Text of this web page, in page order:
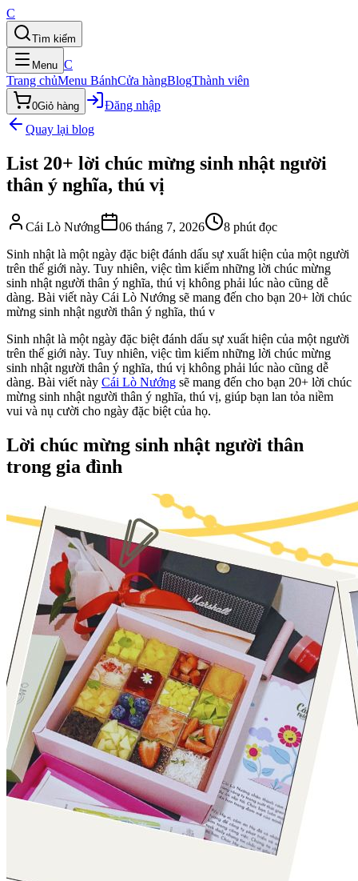
C
Tìm kiếm
Menu C
Trang chủMenu BánhCửa hàngBlogThành viên
0Giỏ hàng
Đăng nhập
Quay lại blog
List 20+ lời chúc mừng sinh nhật người
thân ý nghĩa, thú vị
Cái Lò Nướng 06 tháng 7, 2026 8 phút đọc
Sinh nhật là một ngày đặc biệt đánh dấu sự xuất hiện của một người
trên thế giới này. Tuy nhiên, việc tìm kiếm những lời chúc mừng
sinh nhật người thân ý nghĩa, thú vị không phải lúc nào cũng dễ
dàng. Bài viết này Cái Lò Nướng sẽ mang đến cho bạn 20+ lời chúc
mừng sinh nhật người thân ý nghĩa, thú v
Sinh nhật là một ngày đặc biệt đánh dấu sự xuất hiện của một người
trên thế giới này. Tuy nhiên, việc tìm kiếm những lời chúc mừng
sinh nhật người thân ý nghĩa, thú vị không phải lúc nào cũng dễ
dàng. Bài viết này Cái Lò Nướng sẽ mang đến cho bạn 20+ lời chúc
mừng sinh nhật người thân ý nghĩa, thú vị, giúp bạn lan tỏa niềm
vui và nụ cười cho ngày đặc biệt của họ.
Lời chúc mừng sinh nhật người thân
trong gia đình